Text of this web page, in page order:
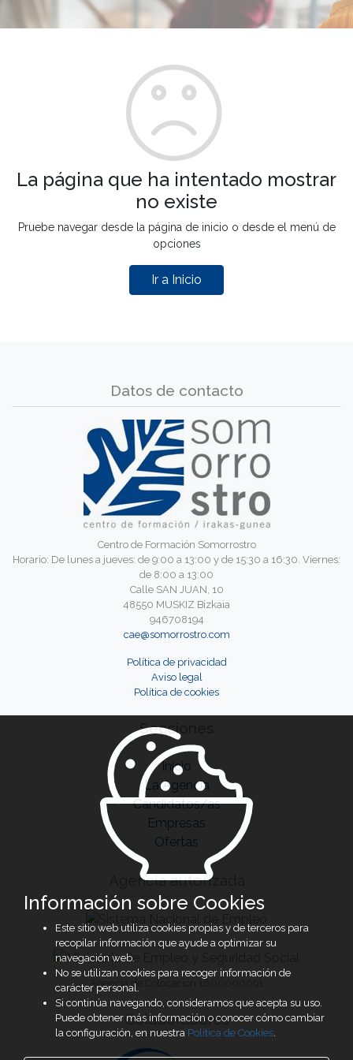
La página que ha intentado mostrar
no existe
Pruebe navegar desde la página de inicio o desde el menú de
opciones
Ir a Inicio
Datos de contacto
Centro de Formación Somorrostro
Horario: De lunes a jueves: de 9:00 a 13:00 y de 15:30 a 16:30. Viernes:
de 8:00 a 13:00
Calle SAN JUAN, 10
48550 MUSKIZ Bizkaia
946708194
cae@somorrostro.com
Política de privacidad
Aviso legal
Política de cookies
Secciones
Inicio
La Agencia
Candidatos/as
Empresas
Ofertas
Agencia autorizada
Agencia de Colocación 1600000091
Colaboradores
Información sobre Cookies
Este sitio web utiliza cookies propias y de terceros para
recopilar información que ayude a optimizar su
navegación web.
No se utilizan cookies para recoger información de
carácter personal.
Si continúa navegando, consideramos que acepta su uso.
Puede obtener más información o conocer cómo cambiar
la configuración, en nuestra Política de Cookies.